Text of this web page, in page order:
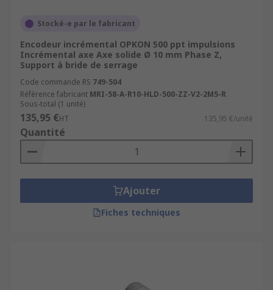
Stocké-e par le fabricant
Encodeur incrémental OPKON 500 ppt impulsions
Incrémental axe Axe solide Ø 10 mm Phase Z,
Support à bride de serrage
Code commande RS 749-504
Référence fabricant MRI-58-A-R10-HLD-500-ZZ-V2-2M5-R
Sous-total (1 unité)
135,95 €HT 135,95 €/unité
Quantité
Ajouter
Fiches techniques